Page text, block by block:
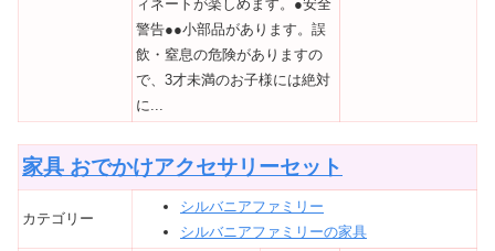
ィネートが楽しめます。●安全
警告●●小部品があります。誤
飲・窒息の危険がありますの
で、3才未満のお子様には絶対
に...
家具 おでかけアクセサリーセット
カテゴリー
シルバニアファミリー
シルバニアファミリーの家具